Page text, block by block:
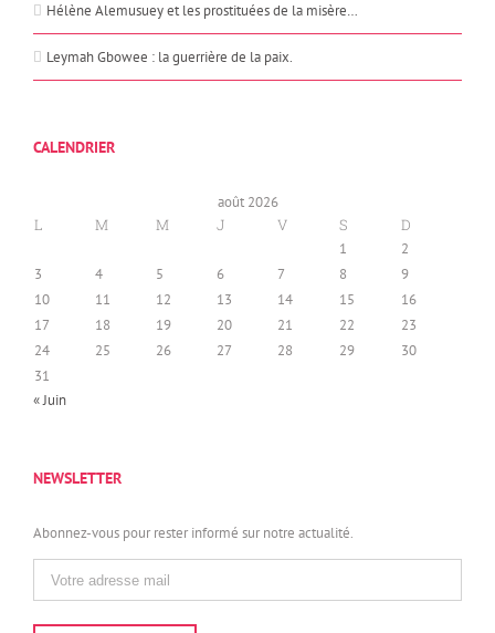
Hélène Alemusuey et les prostituées de la misère…
Leymah Gbowee : la guerrière de la paix.
CALENDRIER
août 2026
L M M J V S D
1
2
3
4 5 6 7 8
9
10
11 12 13 14 15
16
17
18 19 20 21 22
23
24
25 26 27 28 29
30
31
« Juin
NEWSLETTER
Abonnez-vous pour rester informé sur notre actualité.